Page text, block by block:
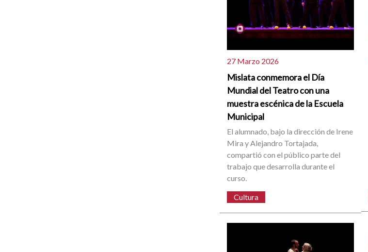
27 Marzo 2026
Mislata conmemora el Día
Mundial del Teatro con una
muestra escénica de la Escuela
Municipal
El alumnado, bajo la dirección de Irene
Mira y Alejandro Tortajada,
compartió con el público parte del
trabajo que desarrolla durante el
curso.
Cultura